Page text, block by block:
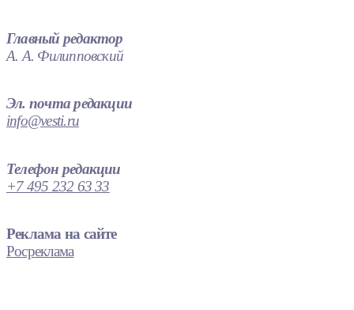
Главный редактор
А. А. Филипповский
Эл. почта редакции
info@vesti.ru
Телефон редакции
+7 495 232 63 33
Реклама на сайте
Росреклама